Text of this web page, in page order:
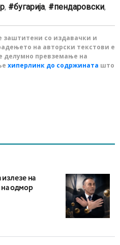
, бугарија, пендаровски,
заштитени со издавачки и
на авторски текстови е
делумно превземање на
хиперлинк до содржината што
излезе на
на одмор